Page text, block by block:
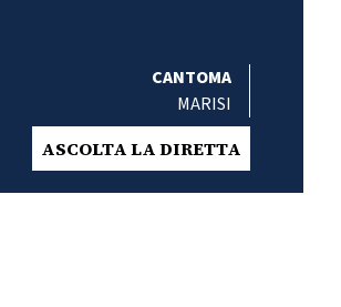
CANTOMA
MARISI
ASCOLTA LA DIRETTA